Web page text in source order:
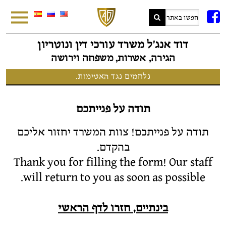
FB
דוד אנג׳ל משרד עורכי דין ונוטריון
הגירה, אשרות, משפחה וירושה
נלחמים נגד האטימות.
תודה על פנייתכם
תודה על פנייתכם! צוות המשרד יחזור אליכם
בהקדם.
Thank you for filling the form! Our staff
will return to you as soon as possible.
בינתיים, חזרו לדף הראשי